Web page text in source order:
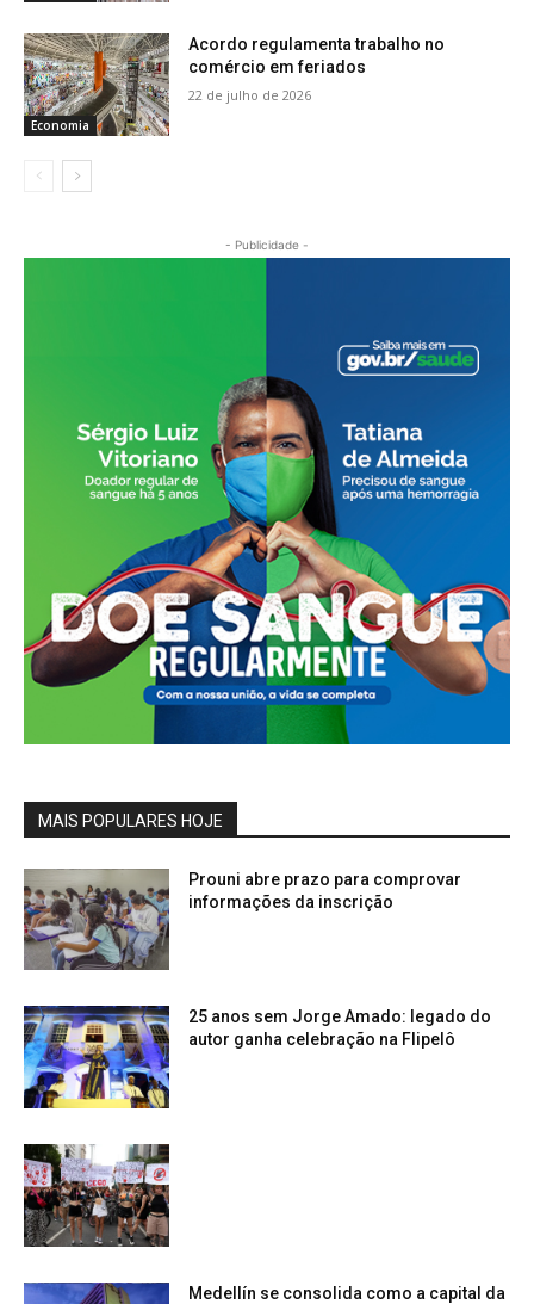
Economia
Acordo regulamenta trabalho no
comércio em feriados
22 de julho de 2026
- Publicidade -
MAIS POPULARES HOJE
Prouni abre prazo para comprovar
informações da inscrição
25 anos sem Jorge Amado: legado do
autor ganha celebração na Flipelô
Medellín se consolida como a capital da